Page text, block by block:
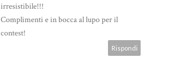
irresistibile!!!
Complimenti e in bocca al lupo per il
contest!
Rispondi